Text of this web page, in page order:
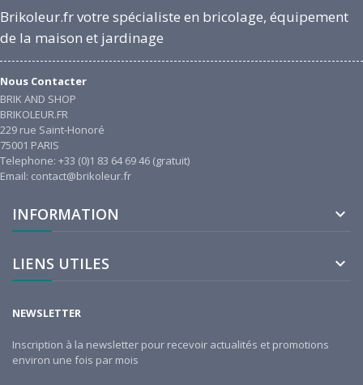
Brikoleur.fr votre spécialiste en bricolage, équipement
de la maison et jardinage
Nous Contacter
BRIK AND SHOP
BRIKOLEUR.FR
229 rue Saint-Honoré
75001 PARIS
Telephone: +33 (0)1 83 64 69 46 (gratuit)
Email: contact@brikoleur.fr
INFORMATION 
LIENS UTILES 
NEWSLETTER
Inscription à la newsletter pour recevoir actualités et promotions
environ une fois par mois